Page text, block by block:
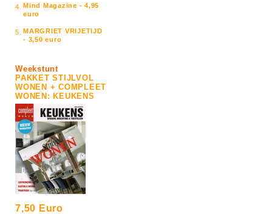
4. Mind Magazine - 4,95
euro
5. MARGRIET VRIJETIJD
- 3,50 euro
Weekstunt
PAKKET STIJLVOL
WONEN + COMPLEET
WONEN: KEUKENS
7,50 Euro